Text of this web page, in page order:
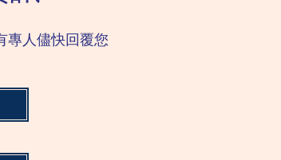
專人儘快回覆您